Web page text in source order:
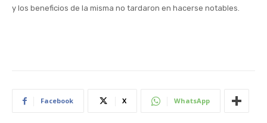
y los beneficios de la misma no tardaron en hacerse notables.
Facebook X WhatsApp